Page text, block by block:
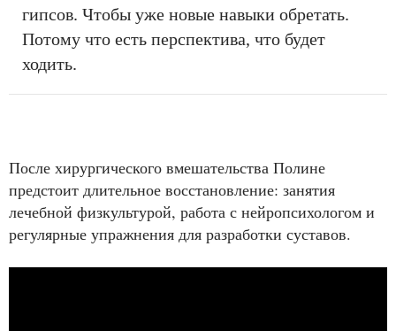
гипсов. Чтобы уже новые навыки обретать.
Потому что есть перспектива, что будет
ходить.
После хирургического вмешательства Полине
предстоит длительное восстановление: занятия
лечебной физкультурой, работа с нейропсихологом и
регулярные упражнения для разработки суставов.